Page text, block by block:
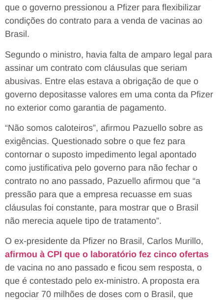
que o governo pressionou a Pfizer para flexibilizar
condições do contrato para a venda de vacinas ao
Brasil.
Segundo o ministro, havia falta de amparo legal para
assinar um contrato com cláusulas que seriam
abusivas. Entre elas estava a obrigação de que o
governo depositasse valores em uma conta da Pfizer
no exterior como garantia de pagamento.
“Não somos caloteiros”, afirmou Pazuello sobre as
exigências. Questionado sobre o que fez para
contornar o suposto impedimento legal apontado
como justificativa pelo governo para não fechar o
contrato no ano passado, Pazuello afirmou que “a
pressão para que a empresa recuasse em suas
cláusulas foi constante, para mostrar que o Brasil
não merecia aquele tipo de tratamento”.
O ex-presidente da Pfizer no Brasil, Carlos Murillo,
afirmou à CPI que o laboratório fez cinco ofertas
de vacina no ano passado e ficou sem resposta, o
que é contestado pelo ex-ministro. A proposta era
negociar 70 milhões de doses com o Brasil, que